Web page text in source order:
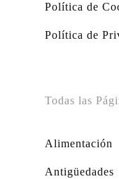
Política de
Política de
Todas las
Alimentación
Antigüedades